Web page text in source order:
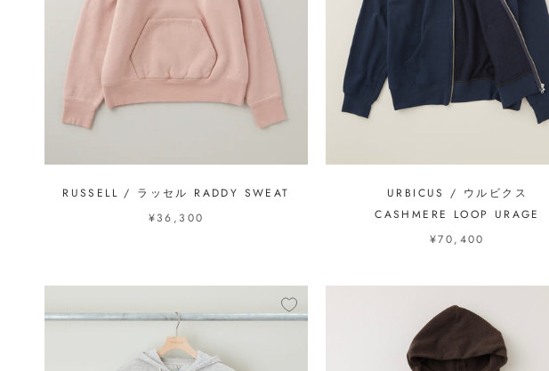
RUSSELL / ラッセル RADDY SWEAT
¥36,300
URBICUS / ウルビクス
CASHMERE LOOP URAGE
¥70,400